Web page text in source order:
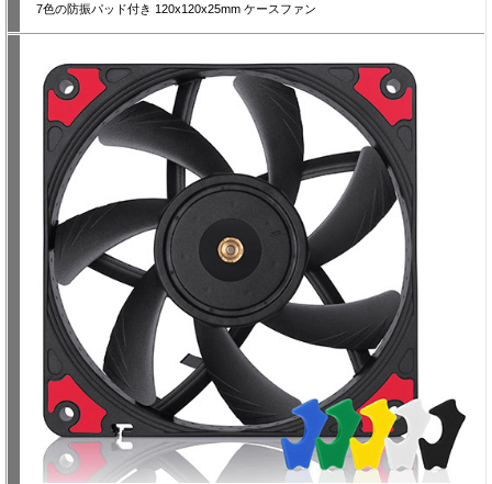
7色の防振パッド付き 120x120x25mm ケースファン